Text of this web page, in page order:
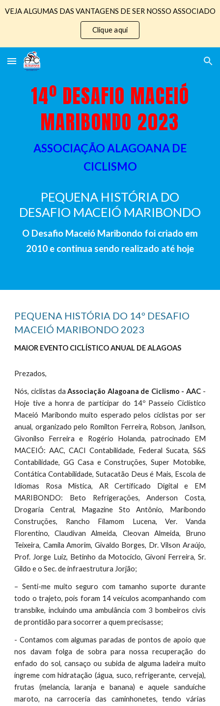
VEJA ALGUMAS DAS VANTAGENS DE SER NOSSO ASSOCIADO
Clique aqui
14º DESAFIO MACEIÓ
MARIBONDO 2023
ASSOCIAÇÃO ALAGOANA DE
CICLISMO
PEQUENA HISTÓRIA DO
DESAFIO MACEIÓ MARIBONDO
O Desafio Maceió Maribondo foi criado em
2010 e continua sendo realizado até hoje
PEQUENA HISTÓRIA DO 14º DESAFIO
MACEIÓ MARIBONDO 2023
MAIOR EVENTO CICLÍSTICOANUAL DE ALAGOAS
Prezados,
Nós, ciclistas daAssociação Alagoana de Ciclismo - AAC -
Hoje tive a honra de participar do 14º Passeio Ciclístico
Maceió Maribondo muito esperado pelos ciclistas por ser
anual, organizado pelo Romilton Ferreira, Robson, Janilson,
Givonilso Ferreira e Rogério Holanda, patrocinado EM
MACEIÓ: AAC, CACI Contabilidade, Federal Sucata, S&S
Contabilidade, GG Casa e Construções, Super Motobike,
Contática Contabilidade, Sutacatão Deus é Mais, Escola de
Idiomas Rosa Mística, AR Certificado Digital e EM
MARIBONDO: Beto Refrigerações, Anderson Costa,
Drogaria Central, Magazine Sto Antônio, Maribondo
Construções, Rancho Filamom Lucena, Ver. Vanda
Florentino, Claudivan Almeida, Cleovan Almeida, Bruno
Teixeira, Camila Amorim, Givaldo Borges, Dr. Vilson Araújo,
Prof. Jorge Luiz, Betinho da Motociclo, Givoni Ferreira, Sr.
Gildo e o Sec. de infraestrutura Jorjão;
– Senti-me muito seguro com tamanho suporte durante
todo o trajeto, pois foram 14 veículos acompanhando com
transbike, incluindo uma ambulância com 3 bombeiros civis
de prontidão para socorrer a quem precisasse;
- Contamos com algumas paradas de pontos de apoio que
nos davam folga de sobra para nossa recuperação do
enfado do sol, cansaço ou subida de alguma ladeira muito
íngreme com hidratação (água, suco, refrigerante, cerveja),
frutas (melancia, laranja e banana) e aquele sanduíche
maroto, na carroceria das caminhonetes, tendo várias